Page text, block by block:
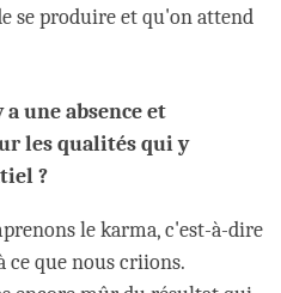
se produire et qu'on attend
une absence et
les qualités qui y
?
le karma, c'est-à-dire
ce que nous criions.